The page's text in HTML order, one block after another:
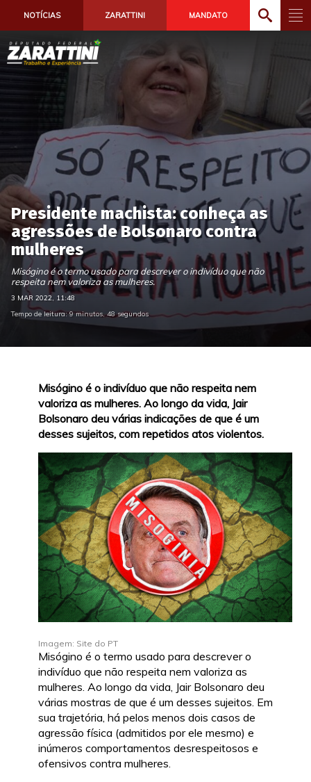
NOTÍCIAS ZARATTINI MANDATO
Presidente machista: conheça as
agressões de Bolsonaro contra
mulheres
Misógino é o termo usado para descrever o indivíduo que não
respeita nem valoriza as mulheres.
3 MAR 2022, 11:48
Tempo de leitura: 9 minutos, 48 segundos
Misógino é o indivíduo que não respeita nem
valoriza as mulheres. Ao longo da vida, Jair
Bolsonaro deu várias indicações de que é um
desses sujeitos, com repetidos atos violentos.
Imagem: Site do PT
Misógino é o termo usado para descrever o
indivíduo que não respeita nem valoriza as
mulheres. Ao longo da vida, Jair Bolsonaro deu
várias mostras de que é um desses sujeitos. Em
sua trajetória, há pelos menos dois casos de
agressão física (admitidos por ele mesmo) e
inúmeros comportamentos desrespeitosos e
ofensivos contra mulheres.